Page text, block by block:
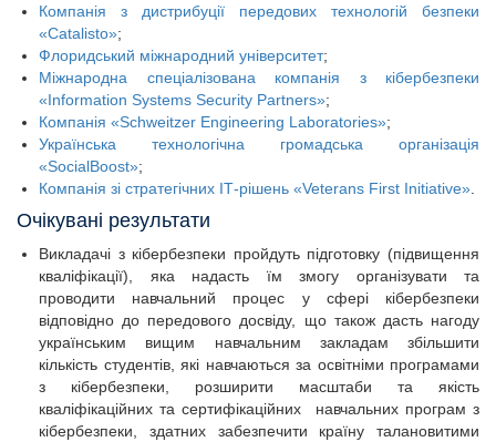
Компанія з дистрибуції передових технологій безпеки
«Catalisto»;
Флоридський міжнародний університет;
Міжнародна спеціалізована компанія з кібербезпеки
«Information Systems Security Partners»;
Компанія «Schweitzer Engineering Laboratories»;
Українська технологічна громадська організація
«SocialBoost»;
Компанія зі стратегічних ІТ-рішень «Veterans First Initiative»
Очікувані результати
Викладачі з кібербезпеки пройдуть підготовку (підвищення
кваліфікації), яка надасть їм змогу організувати та
проводити навчальний процес у сфері кібербезпеки
відповідно до передового досвіду, що також дасть нагоду
українським вищим навчальним закладам збільшити
кількість студентів, які навчаються за освітніми програмами
з кібербезпеки, розширити масштаби та якість
кваліфікаційних та сертифікаційних навчальних програм з
кібербезпеки, здатних забезпечити країну талановитими